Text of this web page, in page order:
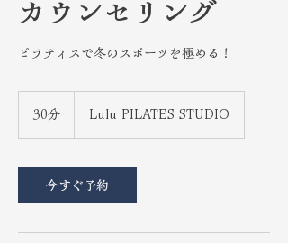
カウンセリング
ピラティスで冬のスポーツを極める！
30分 Lulu PILATES STUDIO
今すぐ予約